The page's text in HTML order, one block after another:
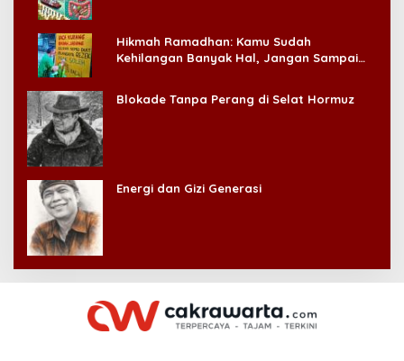
Hikmah Ramadhan: Kamu Sudah
Kehilangan Banyak Hal, Jangan Sampai
Blokade Tanpa Perang di Selat Hormuz
Energi dan Gizi Generasi